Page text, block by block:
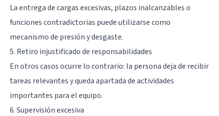
La entrega de cargas excesivas, plazos inalcanzables o
funciones contradictorias puede utilizarse como
mecanismo de presión y desgaste.
5. Retiro injustificado de responsabilidades
En otros casos ocurre lo contrario: la persona deja de recibir
tareas relevantes y queda apartada de actividades
importantes para el equipo.
6. Supervisión excesiva